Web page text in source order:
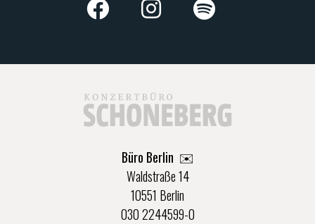
Büro Berlin ✉️
Waldstraße 14
10551 Berlin
030 2244599-0